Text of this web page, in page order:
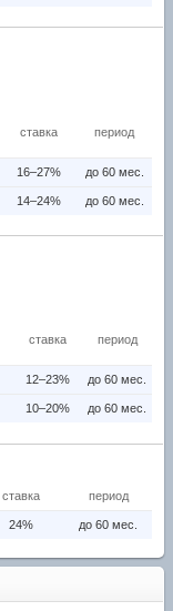
ставка период
16–27% до 60 мес.
14–24% до 60 мес.
ставка период
12–23% до 60 мес.
10–20% до 60 мес.
ставка период
24% до 60 мес.